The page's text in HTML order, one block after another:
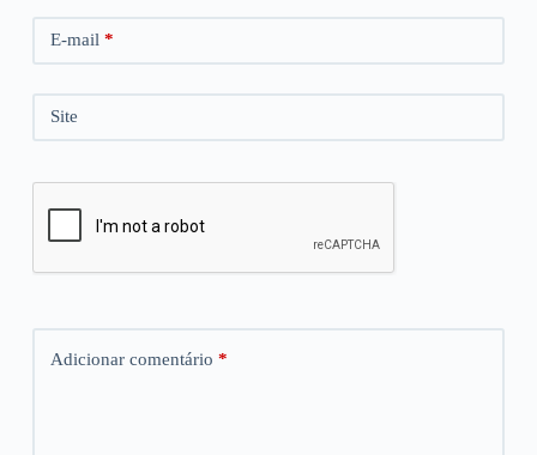
E-mail*
Site
Adicionar comentário *